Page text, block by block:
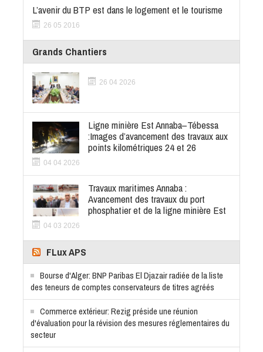
L’avenir du BTP est dans le logement et le tourisme
26 05 2016
Grands Chantiers
26 04 2026
Ligne minière Est Annaba–Tébessa
:Images d’avancement des travaux aux
points kilométriques 24 et 26
04 04 2026
Travaux maritimes Annaba :
Avancement des travaux du port
phosphatier et de la ligne minière Est
04 03 2026
FLux APS
Bourse d'Alger: BNP Paribas El Djazair radiée de la liste
des teneurs de comptes conservateurs de titres agréés
Commerce extérieur: Rezig préside une réunion
d'évaluation pour la révision des mesures réglementaires du
secteur